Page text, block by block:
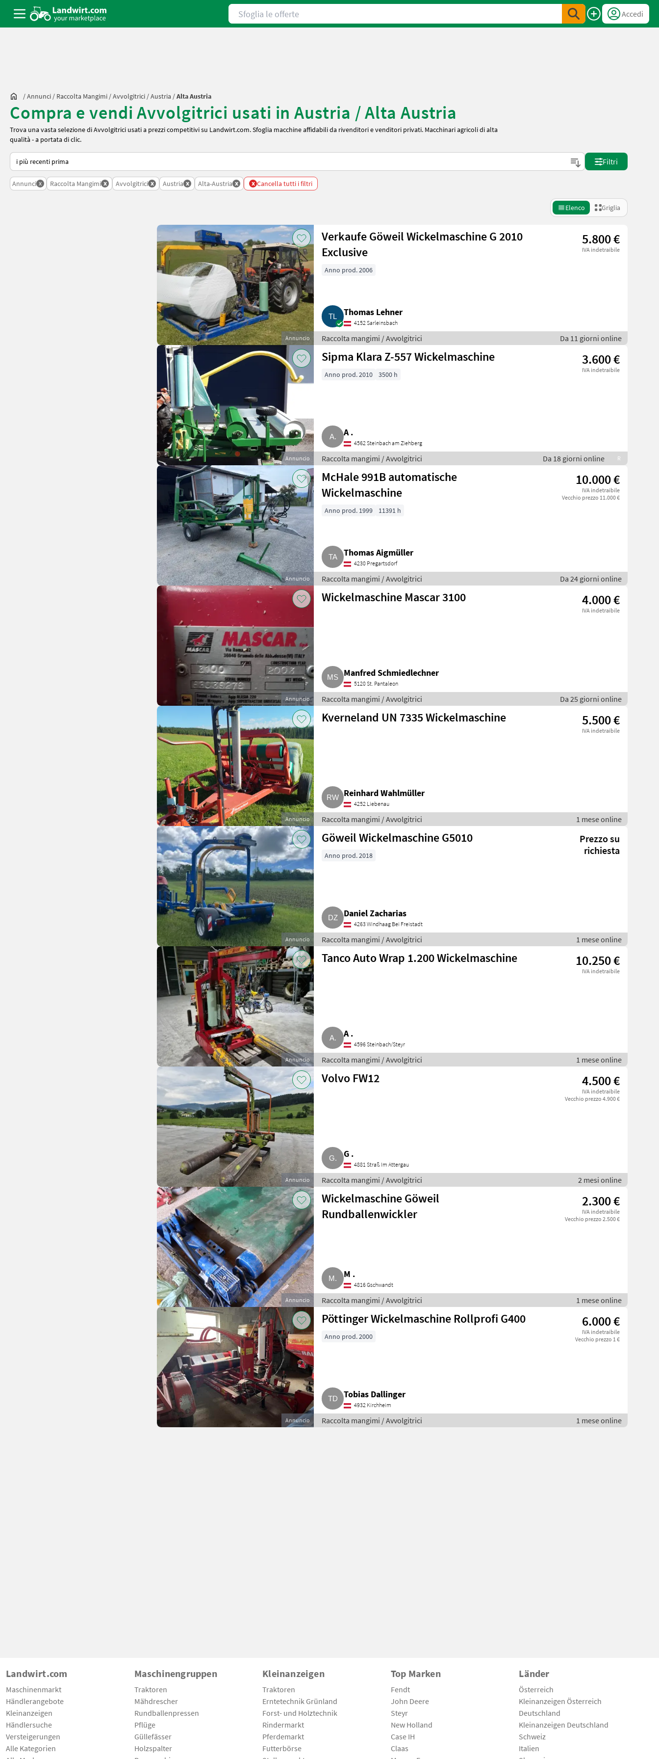
Sfoglia le offerte
Accedi
/Annunci / Raccolta Mangimi /Avvolgitrici /Austria /Alta Austria
Compra e vendi Avvolgitrici usati in Austria / Alta Austria
Trova una vasta selezione di Avvolgitrici usati a prezzi competitivi su Landwirt.com. Sfoglia macchine affidabili da rivenditori e venditori privati. Macchinari agricoli di alta
qualità - a portata di clic.
Ecco come viene ordinato su Landwirt.com
Filtri
Annunci x Raccolta Mangimi x Avvolgitrici x Austria x Alta-Austria x x Cancella tutti i filtri
Elenco Griglia
Annuncio
Verkaufe Göweil Wickelmaschine G 2010
Exclusive
5.800 €
IVA indetraibile
Anno prod. 2006
Thomas Lehner
4152 Sarleinsbach
Raccolta mangimi / Avvolgitrici Da 11 giorni online
Annuncio
Sipma Klara Z-557 Wickelmaschine 3.600 €
IVA indetraibile
Anno prod. 2010 3500 h
A .
4562 Steinbach am Ziehberg
Raccolta mangimi / Avvolgitrici Da 18 giorni online R
Annuncio
McHale 991B automatische
Wickelmaschine
10.000 €
IVA indetraibile
Vecchio prezzo 11.000 €
Anno prod. 1999 11391 h
Thomas Aigmüller
4230 Pregartsdorf
Raccolta mangimi / Avvolgitrici Da 24 giorni online
Annuncio
Wickelmaschine Mascar 3100 4.000 €
IVA indetraibile
Manfred Schmiedlechner
5120 St. Pantaleon
Raccolta mangimi / Avvolgitrici Da 25 giorni online
Annuncio
Kverneland UN 7335 Wickelmaschine 5.500 €
IVA indetraibile
Reinhard Wahlmüller
4252 Liebenau
Raccolta mangimi / Avvolgitrici 1 mese online
Annuncio
Göweil Wickelmaschine G5010
Prezzo su
richiesta
Anno prod. 2018
Daniel Zacharias
4263 Windhaag Bei Freistadt
Raccolta mangimi / Avvolgitrici 1 mese online
Annuncio
Tanco Auto Wrap 1.200 Wickelmaschine 10.250 €
IVA indetraibile
A .
4596 Steinbach/Steyr
Raccolta mangimi / Avvolgitrici 1 mese online
Annuncio
Volvo FW12 4.500 €
IVA indetraibile
Vecchio prezzo 4.900 €
G .
4881 Straß Im Attergau
Raccolta mangimi / Avvolgitrici 2 mesi online
Annuncio
Wickelmaschine Göweil
Rundballenwickler
2.300 €
IVA indetraibile
Vecchio prezzo 2.500 €
M .
4816 Gschwandt
Raccolta mangimi / Avvolgitrici 1 mese online
Annuncio
Pöttinger Wickelmaschine Rollprofi G400 6.000 €
IVA indetraibile
Vecchio prezzo 1 €
Anno prod. 2000
Tobias Dallinger
4932 Kirchheim
Raccolta mangimi / Avvolgitrici 1 mese online
Landwirt.com
Maschinenmarkt
Händlerangebote
Kleinanzeigen
Händlersuche
Versteigerungen
Alle Kategorien
Maschinengruppen
Traktoren
Mähdrescher
Rundballenpressen
Pflüge
Güllefässer
Holzspalter
Kleinanzeigen
Traktoren
Erntetechnik Grünland
Forst- und Holztechnik
Rindermarkt
Pferdemarkt
Futterbörse
Top Marken
Fendt
John Deere
Steyr
New Holland
Case IH
Claas
Länder
Österreich
Kleinanzeigen Österreich
Deutschland
Kleinanzeigen Deutschland
Schweiz
Italien